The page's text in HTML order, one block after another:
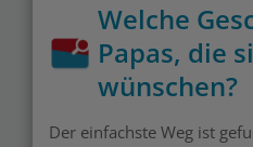
Welche
Papas, die
wünschen?
Der einfachste Weg ist